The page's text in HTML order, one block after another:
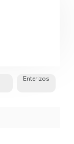
Enterizos